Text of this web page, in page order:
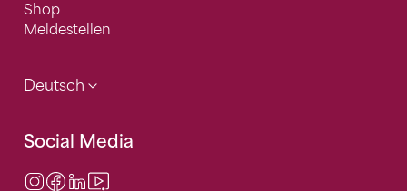
Shop
Meldestellen
Deutsch
Social Media
Instagram
Facebook
LinkedIn